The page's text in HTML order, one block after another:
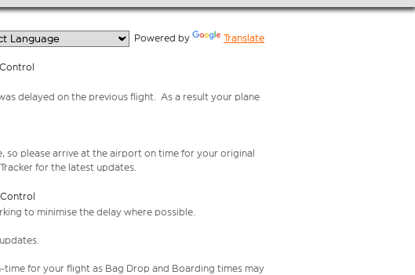
Powered by Translate
delayed on the previous flight. As a result your plane
so please arrive at the airport on time for your original
for the latest updates.
to minimise the delay where possible.
for your flight as Bag Drop and Boarding times may